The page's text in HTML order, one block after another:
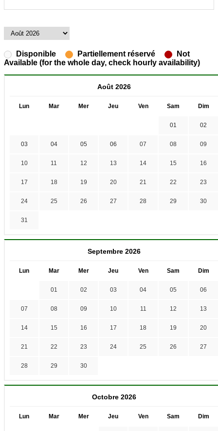
Disponible Partiellement réservé
Not
Available (for the whole day, check hourly availability)
Août 2026
Lun Mar Mer Jeu Ven Sam Dim
01 02
03 04 05 06 07 08 09
10 11 12 13 14 15 16
17 18 19 20 21 22 23
24 25 26 27 28 29 30
31
Septembre 2026
Lun Mar Mer Jeu Ven Sam Dim
01 02 03 04 05 06
07 08 09 10 11 12 13
14 15 16 17 18 19 20
21 22 23 24 25 26 27
28 29 30
Octobre 2026
Lun Mar Mer Jeu Ven Sam Dim